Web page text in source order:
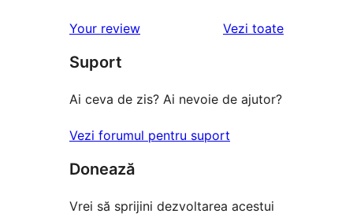
(stele)
recenzie
(stele)
–
recenzii
Your review Vezi toaterecenziile
Suport
Ai ceva de zis? Ai nevoie de ajutor?
Vezi forumul pentru suport
Donează
Vrei să sprijini dezvoltarea acestui